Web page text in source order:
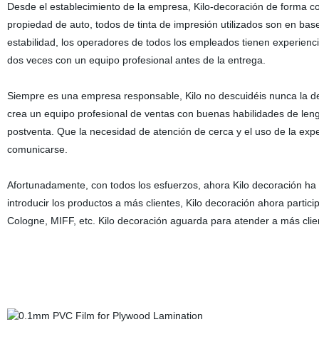
Desde el establecimiento de la empresa, Kilo-decoración de forma
propiedad de auto, todos de tinta de impresión utilizados son en
estabilidad, los operadores de todos los empleados tienen
dos veces con un equipo profesional antes de la entrega.
Siempre es una empresa responsable, Kilo no descuidéis nunca la
crea un equipo profesional de ventas con buenas habilidades de
postventa. Que la necesidad de atención de cerca y el uso de la
comunicarse.
Afortunadamente, con todos los esfuerzos, ahora Kilo decoración
introducir los productos a más clientes, Kilo decoración ahora
Cologne, MIFF, etc. Kilo decoración aguarda para atender a más